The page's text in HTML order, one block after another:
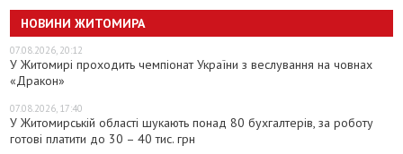
НОВИНИ ЖИТОМИРА
07.08.2026, 20:12
У Житомирі проходить чемпіонат України з веслування на човнах
«Дракон»
07.08.2026, 17:40
У Житомирській області шукають понад 80 бухгалтерів, за роботу
готові платити до 30 – 40 тис. грн